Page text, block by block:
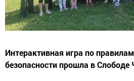
Интерактивная игра по
безопасности прошла в Слободе